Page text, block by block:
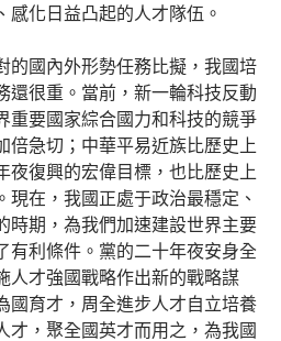
化日益凸起的人才隊伍。
的國內外形勢任務比擬，我國培
還很重。當前，新一輪科技反動
重要國家綜合國力和科技的競爭
倍急切；中華平易近族比歷史上
夜復興的宏偉目標，也比歷史上
在，我國正處于政治最穩定、
時期，為我們加速建設世界主要
有利條件。黨的二十年夜安身全
人才強國戰略作出新的戰略謀
國育才，周全進步人才自立培養
才，聚全國英才而用之，為我國